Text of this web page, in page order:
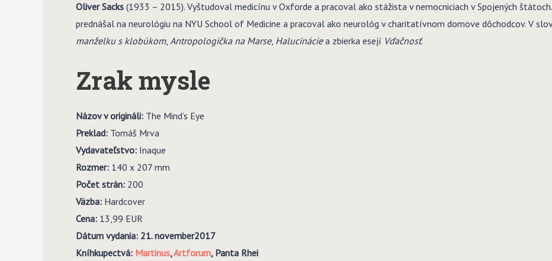
Oliver Sacks (1933 – 2015). Vyštudoval medicínu v Oxforde a pracoval ako stážista v nemocniciach v Spojených
prednášal na neurológiu na NYU School of Medicine a pracoval ako neurológ v charitatívnom domove dôchodcov. V
manželku s klobúkom, Antropologička na Marse, Halucináciea zbierka esejí Vďačnosť.
Zrak mysle
Názov v origináli: The Mind’s Eye
Preklad: Tomáš Mrva
Vydavateľstvo: Inaque
Rozmer: 140 x 207 mm
Počet strán: 200
Väzba: Hardcover
Cena: 13,99 EUR
Dátum vydania: 21. november2017
Kníhkupectvá: Martinus,Artforum, Panta Rhei